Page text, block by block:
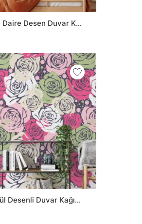
70’ler Tarzı Daire Desen Duvar Kağıdı, Retro Esintili Soyut Noktalar 3D Duvar Posteri
Abstract Gül Desenli Duvar Kağıdı, Neşeli ve Retro Esintili Duvar Posteri